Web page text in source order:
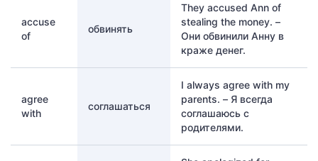
accuse
of
обвинять
They accused Ann of
stealing the money. –
Они обвинили Анну в
краже денег.
agree
with
соглашаться
I always agree with my
parents. – Я всегда
соглашаюсь с
родителями.